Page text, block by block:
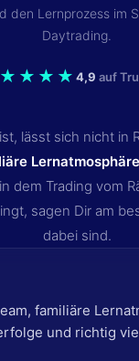
den Lernprozess im
Daytrading.
4,9 auf
lässt sich nicht in
dem Trading vom
sagen Dir am
dabei sind.
familiäre
und richtig